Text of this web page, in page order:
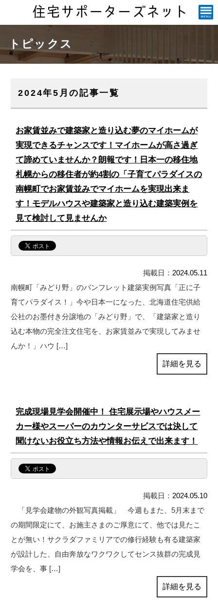
トピックス
2024年5月の記事一覧
お家賃並みで建築家と造り込む夢のマイホームが
実現できるチャンスです！マイホームが高さ過ぎ
て諦めていませんか？朗報です！日本一の移住地
札幌からの移住者が約4割の「子育てパラダイスの
南幌町でお家賃並みでマイホームを実現出来ま
す！モデルハウスや建築家と造り込む建築実例を
見て検討して見ませんか
掲載日： 2024.05.11
南幌町「みどり野」のパンフレット建築実例写真「正に子
育てパラダイス！」今や日本一になった、北海道住宅供給
公社のお墨付き分譲地の「みどり野」で、「建築家と造り
込む本物の完全注文住宅を、お家賃並みで実現してみませ
んか！」ハウ […]
詳細を見る
完成現場見学会開催中！ 住宅展示場やハウスメー
カー様やスーパーのカウンターサビスでは決して
聞けないお役立ち方法や情報お伝えで出来ます！
掲載日： 2024.05.10
「見学会建物の外観写真掲載」 今週もまた、5月末まで
の期間限定にて、お施主さまのご厚意にて、他では見たこ
とが無い！サクラダファミリアでの修行経験も有る建築家
が設計した、自由奔放なワクワクしてセンス抜群の完成見
学会を、事 […]
詳細を見る